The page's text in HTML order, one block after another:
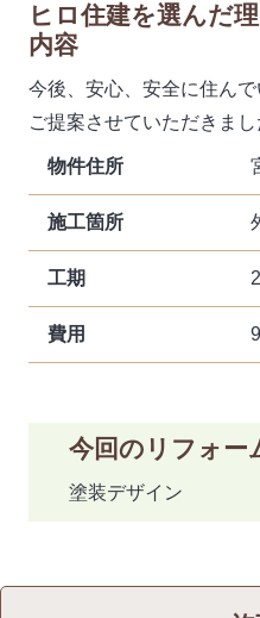
ヒロ住建を選んだ
内容
今後、安心、安全に住ん
ご提案させていただきまし
物件住所
施工箇所
工期
費用
今回のリフォー
塗装デザイン